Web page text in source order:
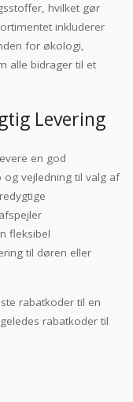
hvilket gør
inkluderer
for økologi,
alle bidrager til et
Levering
en god
vejledning til valg af
fleksibel
til døren eller
rabatkoder til en
rabatkoder til